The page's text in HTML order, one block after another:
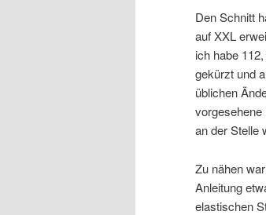
Den Schnitt
auf XXL
ich habe
gekürzt und
üblichen
vorgesehene
an der Stelle
Zu nähen
Anleitung
elastischen